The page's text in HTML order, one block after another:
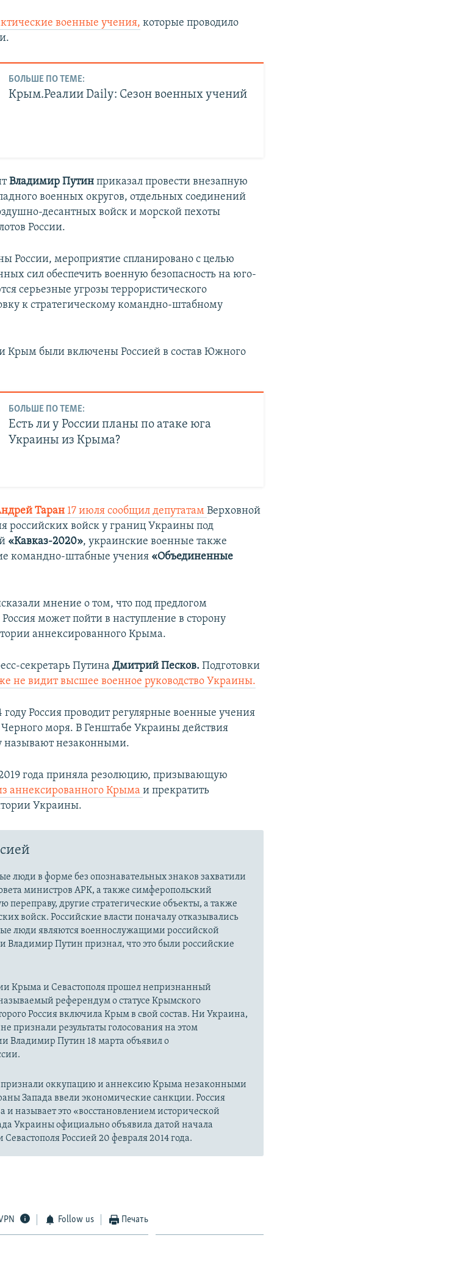
военные учения, которые проводило
БОЛЬШЕ ПО ТЕМЕ:
Крым.Реалии Daily: Сезон военных учений
Владимир Путин приказал провести внезапную
военных округов, отдельных соединений
десантных войск и морской пехоты
России.
России, мероприятие спланировано с целью
сил обеспечить военную безопасность на юго-
серьезные угрозы террористического
к стратегическому командно-штабному
Крым были включены Россией в состав Южного
БОЛЬШЕ ПО ТЕМЕ:
Есть ли у России планы по атаке юга
Украины из Крыма?
Таран 17 июля сообщил депутатамВерховной
российских войск у границ Украины под
«Кавказ-2020», украинские военные также
командно-штабные учения «Объединенные
мнение о том, что под предлогом
может пойти в наступление в сторону
аннексированного Крыма.
секретарь ПутинаДмитрий Песков.Подготовки
не видит высшее военное руководство Украины.
Россия проводит регулярные военные учения
Черного моря. В Генштабе Украины действия
называют незаконными.
года приняла резолюцию, призывающую
аннексированного Крымаи прекратить
Украины.
люди в форме без опознавательных знаков захватили
министров АРК, а также симферопольский
переправу, другие стратегические объекты, а также
войск. Российские власти поначалу отказывались
люди являются военнослужащими российской
Владимир Путин признал, что это были российские
Крыма и Севастополя прошел непризнанный
референдум о статусе Крымского
Россия включила Крым в свой состав. Ни Украина,
признали результаты голосования на этом
Владимир Путин 18 марта объявил о
оккупацию и аннексию Крыма незаконными
Запада ввели экономические санкции. Россия
и называет это «восстановлением исторической
Украины официально объявила датой начала
Россией 20 февраля 2014 года.
Follow us Печать